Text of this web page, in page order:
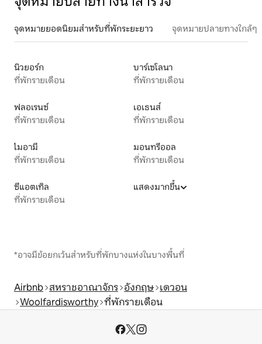
จุดหมายยอดนิยมสำหรับที่พักระยะยาว จุดหมายปลายทางใกล้ๆ
นิวยอร์ก
ที่พักรายเดือน
บาร์เซโลนา
ที่พักรายเดือน
ฟลอเรนซ์
ที่พักรายเดือน
เอเธนส์
ที่พักรายเดือน
ไมอามี
ที่พักรายเดือน
มอนทรีออล
ที่พักรายเดือน
ซีแอตเทิล
ที่พักรายเดือน
แสดงมากขึ้น
*อาจมีข้อยกเว้นสำหรับที่พักบางแห่งในบางพื้นที่
Airbnb สหราชอาณาจักร อังกฤษ เดวอน
Woolfardisworthy ที่พักรายเดือน